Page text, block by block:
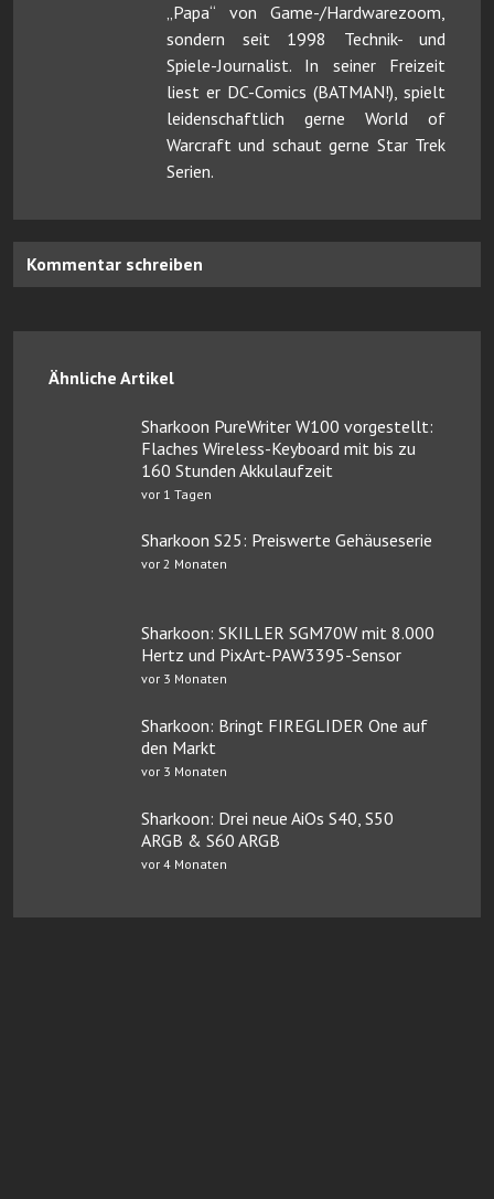
„Papa“ von Game-/Hardwarezoom,
sondern seit 1998 Technik- und
Spiele-Journalist. In seiner Freizeit
liest er DC-Comics (BATMAN!), spielt
leidenschaftlich gerne World of
Warcraft und schaut gerne Star Trek
Serien.
Kommentar schreiben
Ähnliche Artikel
Sharkoon PureWriter W100 vorgestellt:
Flaches Wireless-Keyboard mit bis zu
160 Stunden Akkulaufzeit
vor 1 Tagen
Sharkoon S25: Preiswerte Gehäuseserie
vor 2 Monaten
Sharkoon: SKILLER SGM70W mit 8.000
Hertz und PixArt-PAW3395-Sensor
vor 3 Monaten
Sharkoon: Bringt FIREGLIDER One auf
den Markt
vor 3 Monaten
Sharkoon: Drei neue AiOs S40, S50
ARGB & S60 ARGB
vor 4 Monaten